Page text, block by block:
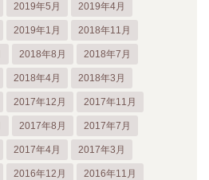
2019年5月 2019年4月
2019年1月 2018年11月
2018年8月 2018年7月
2018年4月 2018年3月
2017年12月 2017年11月
2017年8月 2017年7月
2017年4月 2017年3月
2016年12月 2016年11月